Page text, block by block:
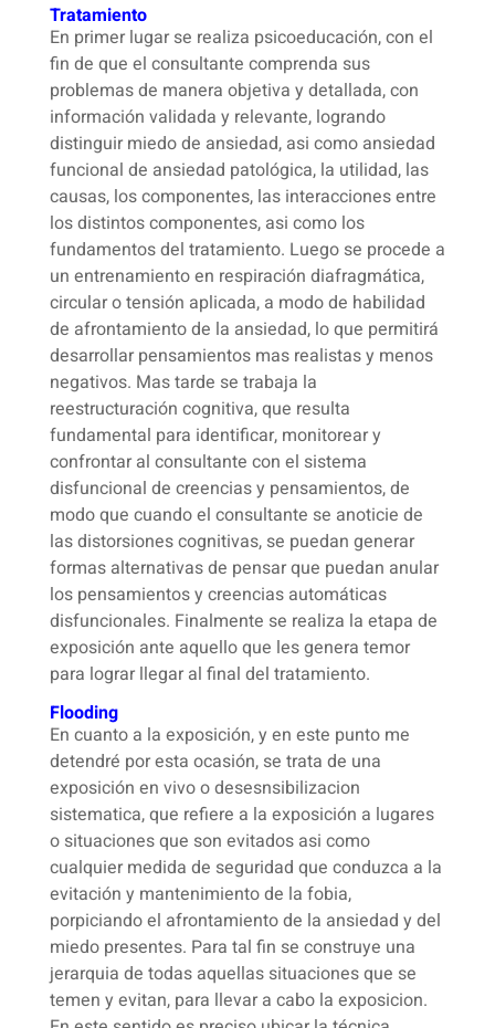
Tratamiento
En primer lugar se realiza psicoeducación, con el
fin de que el consultante comprenda sus
problemas de manera objetiva y detallada, con
información validada y relevante, logrando
distinguir miedo de ansiedad, asi como ansiedad
funcional de ansiedad patológica, la utilidad, las
causas, los componentes, las interacciones entre
los distintos componentes, asi como los
fundamentos del tratamiento. Luego se procede a
un entrenamiento en respiración diafragmática,
circular o tensión aplicada, a modo de habilidad
de afrontamiento de la ansiedad, lo que permitirá
desarrollar pensamientos mas realistas y menos
negativos. Mas tarde se trabaja la
reestructuración cognitiva, que resulta
fundamental para identificar, monitorear y
confrontar al consultante con el sistema
disfuncional de creencias y pensamientos, de
modo que cuando el consultante se anoticie de
las distorsiones cognitivas, se puedan generar
formas alternativas de pensar que puedan anular
los pensamientos y creencias automáticas
disfuncionales. Finalmente se realiza la etapa de
exposición ante aquello que les genera temor
para lograr llegar al final del tratamiento.
Flooding
En cuanto a la exposición, y en este punto me
detendré por esta ocasión, se trata de una
exposición en vivo o desesnsibilizacion
sistematica, que refiere a la exposición a lugares
o situaciones que son evitados asi como
cualquier medida de seguridad que conduzca a la
evitación y mantenimiento de la fobia,
porpiciando el afrontamiento de la ansiedad y del
miedo presentes. Para tal fin se construye una
jerarquia de todas aquellas situaciones que se
temen y evitan, para llevar a cabo la exposicion.